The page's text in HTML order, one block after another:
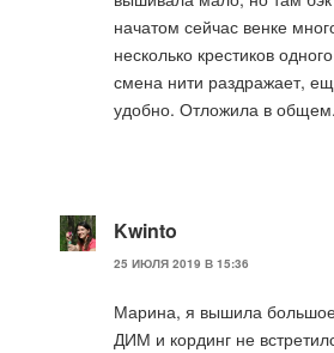
начатом сейчас венке
несколько крестиков
смена нити раздражает,
удобно. Отложила в общем.
Kwinto
25 ИЮЛЯ 2019 В 15:36
Марина, я вышила
ДИМ и кординг не